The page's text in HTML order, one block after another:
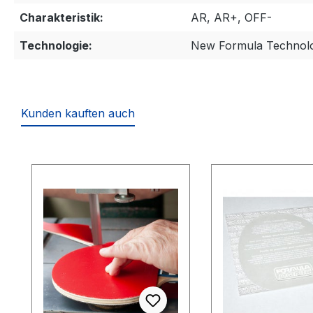
Charakteristik:
AR, AR+, OFF-
Technologie:
New Formula
Kunden kauften auch